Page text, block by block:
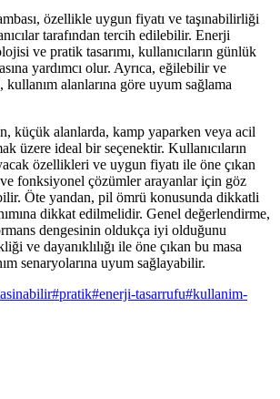
özellikle uygun fiyatı ve taşınabilirliği
tarafından tercih edilebilir. Enerji
ve pratik tasarımı, kullanıcıların günlük
yardımcı olur. Ayrıca, eğilebilir ve
kullanım alanlarına göre uyum sağlama
küçük alanlarda, kamp yaparken veya acil
üzere ideal bir seçenektir. Kullanıcıların
özellikleri ve uygun fiyatı ile öne çıkan
ve fonksiyonel çözümler arayanlar için göz
Öte yandan, pil ömrü konusunda dikkatli
dikkat edilmelidir. Genel değerlendirme,
dengesinin oldukça iyi olduğunu
ve dayanıklılığı ile öne çıkan bu masa
senaryolarına uyum sağlayabilir.
#pratik#enerji-tasarrufu#kullanim-